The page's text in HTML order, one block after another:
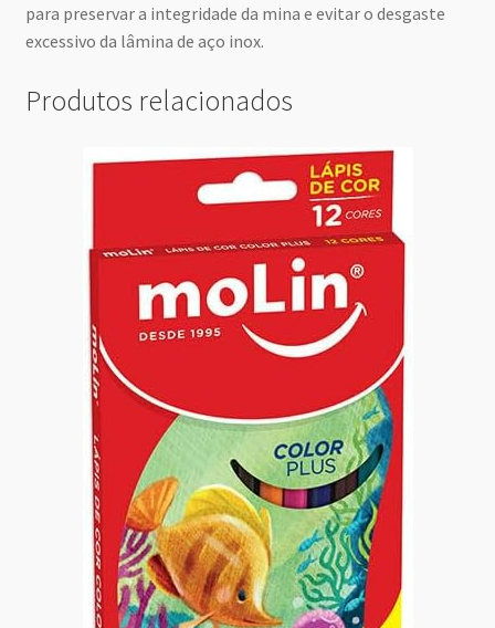
para preservar a integridade da mina e evitar o desgaste
excessivo da lâmina de aço inox.
Produtos relacionados